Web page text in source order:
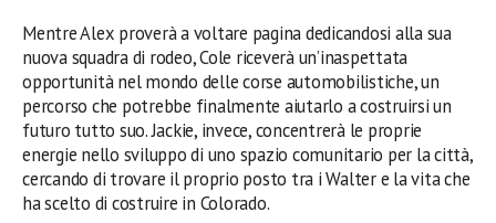
Mentre Alex proverà a voltare pagina dedicandosi alla sua
nuova squadra di rodeo, Cole riceverà un’inaspettata
opportunità nel mondo delle corse automobilistiche, un
percorso che potrebbe finalmente aiutarlo a costruirsi un
futuro tutto suo. Jackie, invece, concentrerà le proprie
energie nello sviluppo di uno spazio comunitario per la città,
cercando di trovare il proprio posto tra i Walter e la vita che
ha scelto di costruire in Colorado.